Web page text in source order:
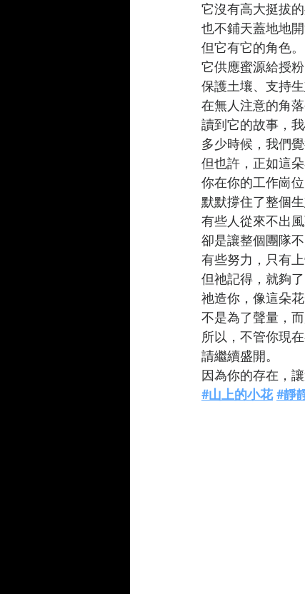
它沒有高大挺拔的
也不鋪天蓋地地開
但它有它的角色。
它供應蜜源給授粉
保護土壤、支持生
在無人注意的角
讀到它的故事，
多少時候，我們
但也許，正如這朵
你在你的工作崗
默默撐住了整個生
有些人從來不出風
卻是讓整個團隊
有些努力，只有上
但祂記得，就夠了
祂造你，像這朵花
不是為了聲量，而
所以，不管你現
請繼續盛開。
因為你的存在，
#山上的小花 #靜